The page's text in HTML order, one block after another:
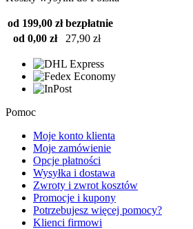
od 199,00 zł bezpłatnie
od 0,00 zł
27,90 zł
Pomoc
Moje konto klienta
Moje zamówienie
Opcje płatności
Wysyłka i dostawa
Zwroty i zwrot kosztów
Promocje i kupony
Potrzebujesz więcej pomocy?
Klienci firmowi